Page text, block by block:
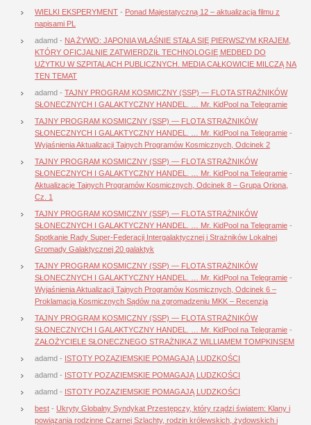
WIELKI EKSPERYMENT - Ponad Majestatyczną 12 – aktualizacja filmu z
napisami PL
adamd - NA ŻYWO: JAPONIA WŁAŚNIE STAŁA SIĘ PIERWSZYM KRAJEM,
KTÓRY OFICJALNIE ZATWIERDZIŁ TECHNOLOGIĘ MEDBED DO
UŻYTKU W SZPITALACH PUBLICZNYCH. MEDIA CAŁKOWICIE MILCZĄ NA
TEN TEMAT
adamd - TAJNY PROGRAM KOSMICZNY (SSP) — FLOTA STRAŻNIKÓW
SŁONECZNYCH I GALAKTYCZNY HANDEL. … Mr. KidPool na Telegramie
TAJNY PROGRAM KOSMICZNY (SSP) — FLOTA STRAŻNIKÓW
SŁONECZNYCH I GALAKTYCZNY HANDEL. … Mr. KidPool na Telegramie -
Wyjaśnienia Aktualizacji Tajnych Programów Kosmicznych, Odcinek 2
TAJNY PROGRAM KOSMICZNY (SSP) — FLOTA STRAŻNIKÓW
SŁONECZNYCH I GALAKTYCZNY HANDEL. … Mr. KidPool na Telegramie -
Aktualizacje Tajnych Programów Kosmicznych, Odcinek 8 – Grupa Oriona,
Cz. 1
TAJNY PROGRAM KOSMICZNY (SSP) — FLOTA STRAŻNIKÓW
SŁONECZNYCH I GALAKTYCZNY HANDEL. … Mr. KidPool na Telegramie -
Spotkanie Rady Super-Federacji Intergalaktycznej i Strażników Lokalnej
Gromady Galaktycznej 20 galaktyk
TAJNY PROGRAM KOSMICZNY (SSP) — FLOTA STRAŻNIKÓW
SŁONECZNYCH I GALAKTYCZNY HANDEL. … Mr. KidPool na Telegramie -
Wyjaśnienia Aktualizacji Tajnych Programów Kosmicznych, Odcinek 6 –
Proklamacja Kosmicznych Sądów na zgromadzeniu MKK – Recenzja
TAJNY PROGRAM KOSMICZNY (SSP) — FLOTA STRAŻNIKÓW
SŁONECZNYCH I GALAKTYCZNY HANDEL. … Mr. KidPool na Telegramie -
ZAŁOŻYCIELE SŁONECZNEGO STRAŻNIKA Z WILLIAMEM TOMPKINSEM
adamd - ISTOTY POZAZIEMSKIE POMAGAJĄ LUDZKOŚCI
adamd - ISTOTY POZAZIEMSKIE POMAGAJĄ LUDZKOŚCI
adamd - ISTOTY POZAZIEMSKIE POMAGAJĄ LUDZKOŚCI
best - Ukryty Globalny Syndykat Przestępczy, który rządzi światem: Klany i
powiązania rodzinne Czarnej Szlachty, rodzin królewskich, żydowskich i